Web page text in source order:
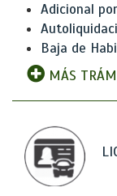
Adicional
Baja de
MÁS